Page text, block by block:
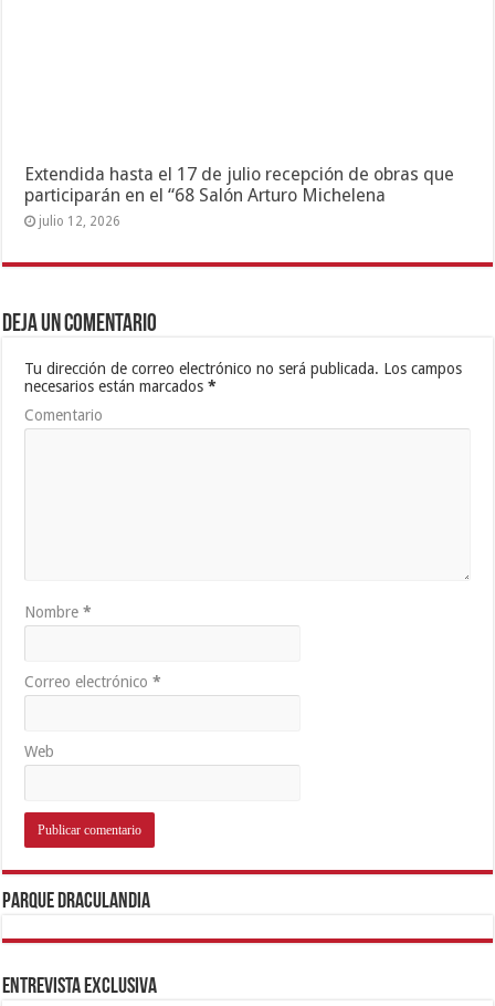
Extendida hasta el 17 de julio recepción de obras que
participarán en el “68 Salón Arturo Michelena
julio 12, 2026
Deja un comentario
Tu dirección de correo electrónico no será publicada. Los campos
necesarios están marcados*
Comentario
Nombre*
Correo electrónico*
Web
Parque Draculandia
Entrevista Exclusiva